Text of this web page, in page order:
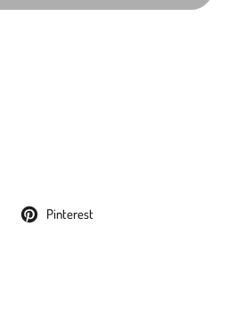
Pinterest